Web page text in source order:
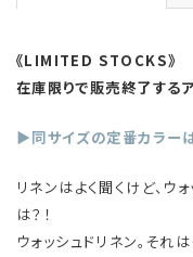
《LIMITED STOCKS》
在庫限りで販売終了する
▶同サイズの定番カラー
リネンはよく聞くけど、ウ
は？！
ウォッシュドリネン。そ